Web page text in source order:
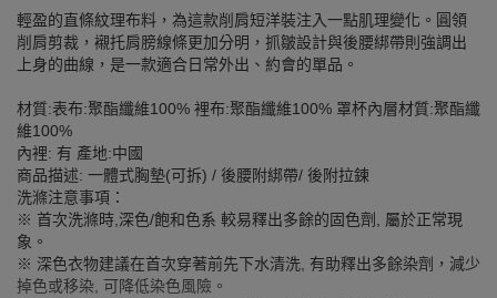
輕盈的直條紋理布料，為這款削肩短洋裝注入一點肌理變化。圓領
削肩剪裁，襯托肩膀線條更加分明，抓皺設計與後腰綁帶則強調出
上身的曲線，是一款適合日常外出、約會的單品。
材質:表布:聚酯纖維100% 裡布:聚酯纖維100% 罩杯內層材質:聚酯纖
維100%
內裡: 有 產地:中國
商品描述: 一體式胸墊(可拆) / 後腰附綁帶/ 後附拉鍊
洗滌注意事項：
※ 首次洗滌時,深色/飽和色系 較易釋出多餘的固色劑, 屬於正常現
象。
※ 深色衣物建議在首次穿著前先下水清洗, 有助釋出多餘染劑，減少
掉色或移染, 可降低染色風險。